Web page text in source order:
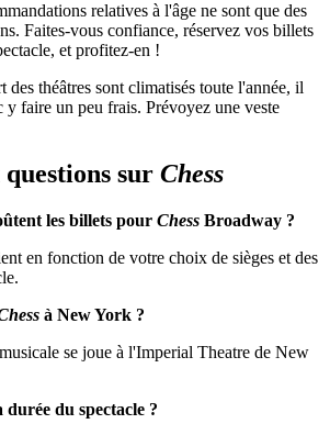
relatives à l'âge ne sont que des
Faites-vous confiance, réservez vos billets
et profitez-en !
des théâtres sont climatisés toute l'année, il
y faire un peu frais. Prévoyez une veste
sur Chess
les billets pour Chess Broadway ?
en fonction de votre choix de sièges et des
à New York ?
se joue à l'Imperial Theatre de New
durée du spectacle ?